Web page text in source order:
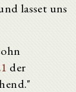
lasset uns
der